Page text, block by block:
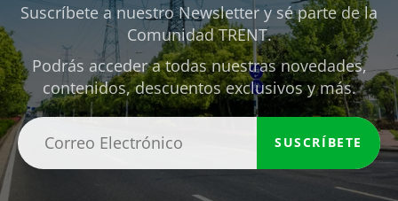
Suscríbete a nuestro Newsletter y sé parte de la
Comunidad TRENT.
Podrás acceder a todas nuestras novedades,
contenidos, descuentos exclusivos y más.
SUSCRÍBETE